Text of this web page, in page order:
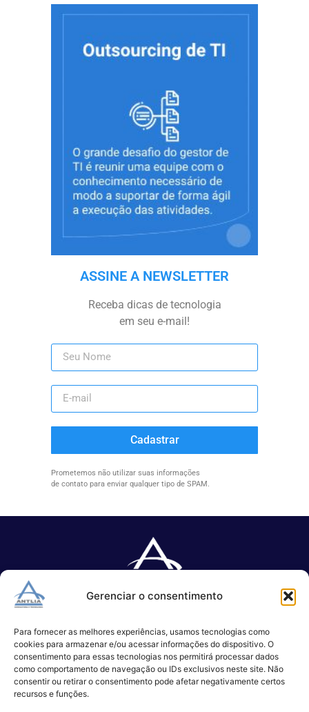
Gerenciar o consentimento
Para fornecer as melhores experiências, usamos tecnologias como
cookies para armazenar e/ou acessar informações do dispositivo. O
consentimento para essas tecnologias nos permitirá processar dados
como comportamento de navegação ou IDs exclusivos neste site. Não
consentir ou retirar o consentimento pode afetar negativamente certos
recursos e funções.
ASSINE A NEWSLETTER
Receba dicas de tecnologia
em seu e-mail!
Cadastrar
Prometemos não utilizar suas informações
de contato para enviar qualquer tipo de SPAM.
TI.
(11) 3017-0999